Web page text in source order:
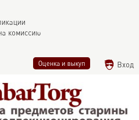
комиссию
Оценка и выкуп Вход